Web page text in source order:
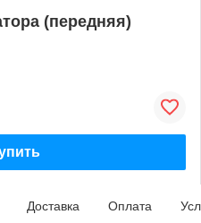
(передняя)
Доставка Оплата